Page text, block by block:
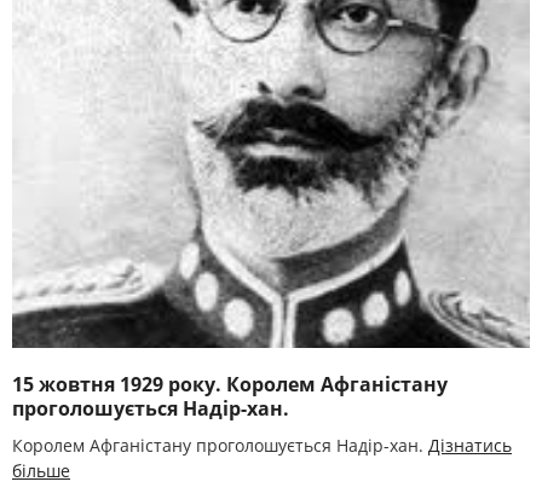
15 жовтня 1929 року. Королем Афганістану
проголошується Надір-хан.
Королем Афганістану проголошується Надір-хан. Дізнатись
більше